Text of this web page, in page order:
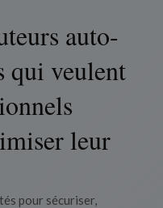
auto-
qui veulent
leur
pour sécuriser,